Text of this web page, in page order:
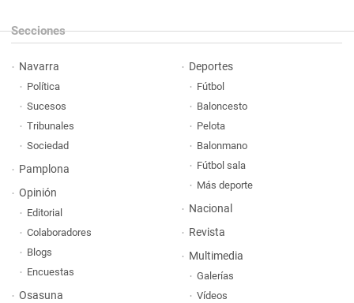
Secciones
Navarra
Política
Sucesos
Tribunales
Sociedad
Pamplona
Opinión
Editorial
Colaboradores
Blogs
Encuestas
Osasuna
Deportes
Fútbol
Baloncesto
Pelota
Balonmano
Fútbol sala
Más deporte
Nacional
Revista
Multimedia
Galerías
Vídeos